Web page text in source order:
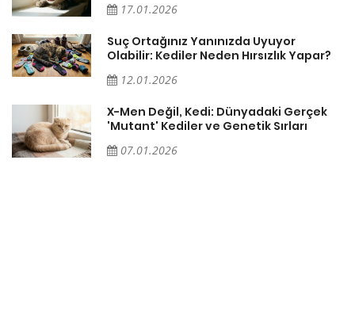
17.01.2026
Suç Ortağınız Yanınızda Uyuyor
Olabilir: Kediler Neden Hırsızlık Yapar?
12.01.2026
X-Men Değil, Kedi: Dünyadaki Gerçek
'Mutant' Kediler ve Genetik Sırları
07.01.2026